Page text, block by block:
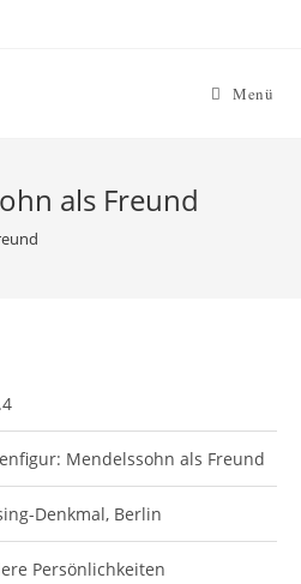
Menü
als Freund
Mendelssohn als Freund
Denkmal, Berlin
Persönlichkeiten